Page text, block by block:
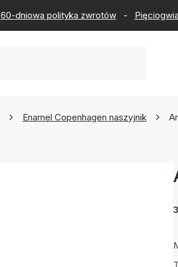
60-dniowa polityka zwrotów -
Enamel Copenhagen naszyjnik